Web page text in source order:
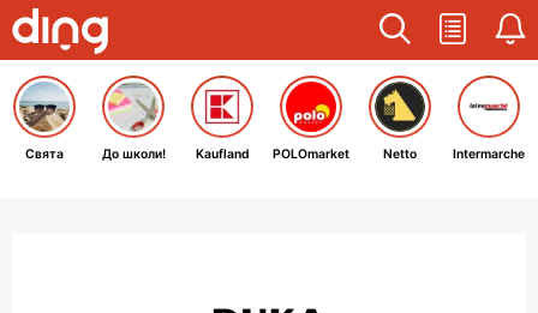
Свята До школи! Kaufland POLOmarket Netto Intermarche